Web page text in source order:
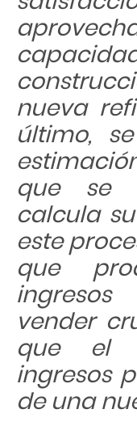
nueva
último,
que se
calcula
este
que
vender
que el
ingresos
de una